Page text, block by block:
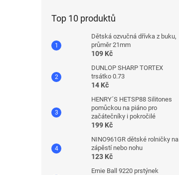
Top 10 produktů
Dětská ozvučná dřívka z buku,
průměr 21mm
109 Kč
DUNLOP SHARP TORTEX
trsátko 0.73
14 Kč
HENRY´S HETSP88 Silitones
pomůckou na piáno pro
začátečníky i pokročilé
199 Kč
NINO961GR dětské rolničky na
zápěstí nebo nohu
123 Kč
Ernie Ball 9220 prstýnek